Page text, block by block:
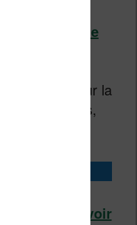
est donc une
de 7,8
pour la
(mangas,
Cultura (voir